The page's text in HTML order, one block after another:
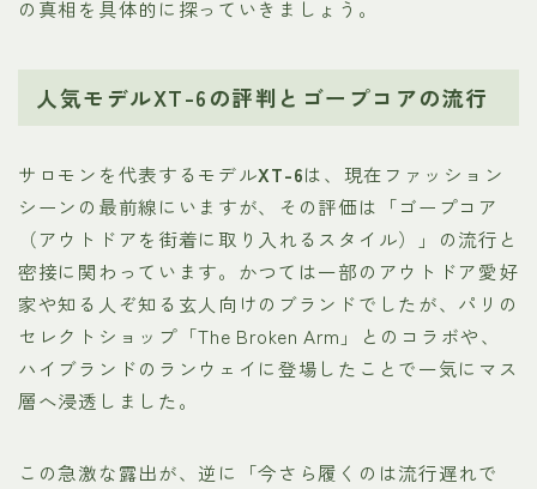
の真相を具体的に探っていきましょう。
人気モデルXT-6の評判とゴープコアの流行
サロモンを代表するモデルXT-6は、現在ファッション
シーンの最前線にいますが、その評価は「ゴープコア
（アウトドアを街着に取り入れるスタイル）」の流行と
密接に関わっています。かつては一部のアウトドア愛好
家や知る人ぞ知る玄人向けのブランドでしたが、パリの
セレクトショップ「The Broken Arm」とのコラボや、
ハイブランドのランウェイに登場したことで一気にマス
層へ浸透しました。
この急激な露出が、逆に「今さら履くのは流行遅れで